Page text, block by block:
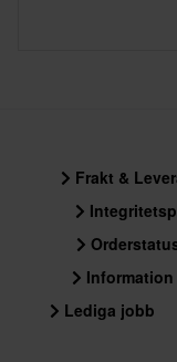
Frakt &
Lediga jobb